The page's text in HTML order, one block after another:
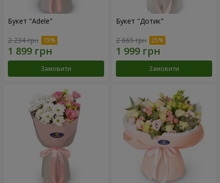
Букет "Adele"
2 234 грн
Замовити
Букет "Дотик"
2 665 грн
Замовити